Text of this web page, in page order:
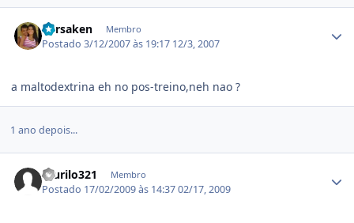
Forsaken Membro
Postado3/12/2007 às 19:17 12/3, 2007
a maltodextrina eh no pos-treino,neh nao ?
1 ano depois...
murilo321 Membro
Postado 17/02/2009 às 14:3702/17, 2009